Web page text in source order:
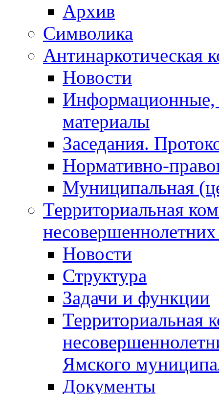
Архив
Символика
Антинаркотическая
Новости
Информационные,
материалы
Заседания.
Нормативно-
Муниципальная
Территориальная
Новости
Структура
Задачи и функции
Территориальная
Ямского
Документы